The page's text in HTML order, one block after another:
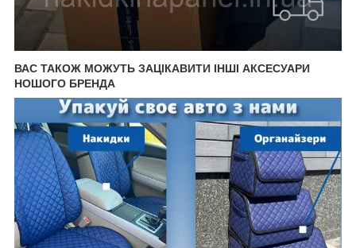
ВАС ТАКОЖ МОЖУТЬ ЗАЦІКАВИТИ ІНШІ АКСЕСУАРИ
НОШОГО БРЕНДА